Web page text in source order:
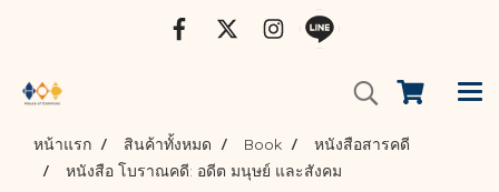
หน้าแรก สินค้าทั้งหมด Book
หนังสือสารคดี
หนังสือ โบราณคดี: อดีต มนุษย์ และสังคม